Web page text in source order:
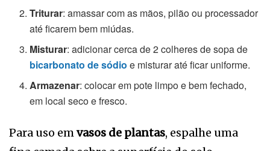
Triturar: amassar com as mãos, pilão ou processador
até ficarem bem miúdas.
Misturar: adicionar cerca de 2 colheres de sopa de
bicarbonato de sódio e misturar até ficar uniforme.
Armazenar: colocar em pote limpo e bem fechado,
em local seco e fresco.
Para uso em vasos de plantas, espalhe uma